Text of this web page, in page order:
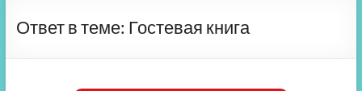
Ответ в теме: Гостевая книга